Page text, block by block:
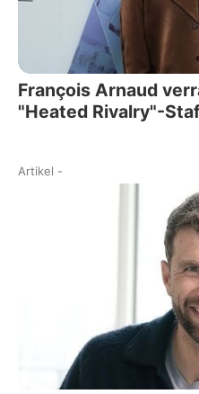
François Arnaud
"Heated Rivalry"-
Artikel -